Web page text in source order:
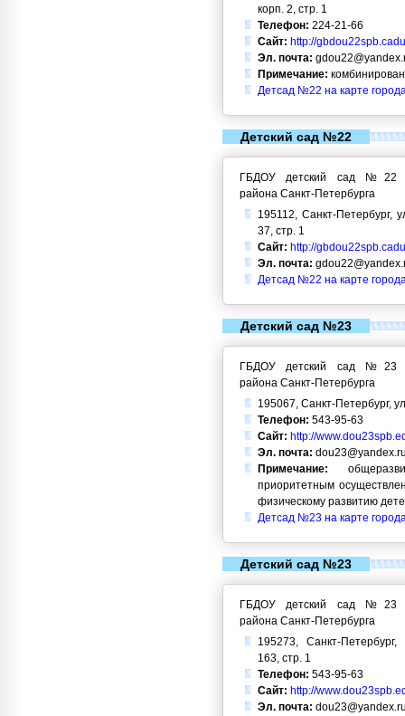
корп. 2, стр. 1
Телефон: 224-21-66
Сайт: http://
Эл. почта:
Примечание:
Детсад №22 на карте
Детский сад №22
ГБДОУ детский сад №22
района Санкт-Петербурга
195112, Санкт-Петербург,
37, стр. 1
Сайт: http://
Эл. почта:
Детсад №22 на карте
Детский сад №23
ГБДОУ детский сад №23
района Санкт-Петербурга
195067, Санкт-Петербург,
Телефон: 543-95-63
Сайт: http://
Эл. почта:
Примечание:
приоритетным
физическому развитию
Детсад №23 на карте
Детский сад №23
ГБДОУ детский сад №23
района Санкт-Петербурга
195273, Санкт-
163, стр. 1
Телефон: 543-95-63
Сайт: http://
Эл. почта: